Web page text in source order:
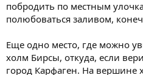
побродить по местным
полюбоваться заливом,
Еще одно место, где можно
холм Бирсы, откуда, если
город Карфаген. На вершине